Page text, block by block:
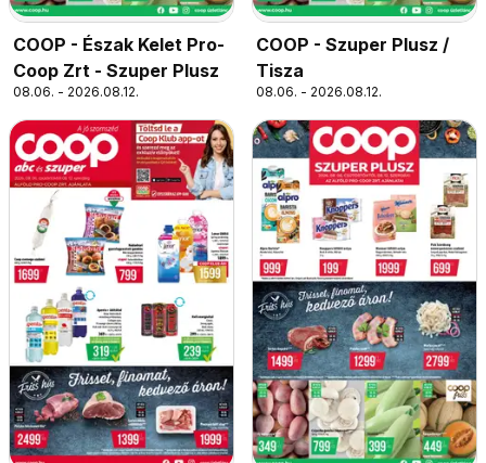
COOP - Észak Kelet Pro-
Coop Zrt - Szuper Plusz
08.06. - 2026.08.12.
COOP - Szuper Plusz /
Tisza
08.06. - 2026.08.12.